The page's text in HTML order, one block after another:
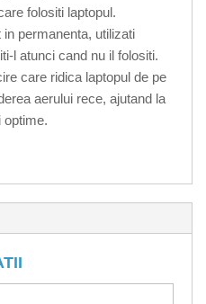
folositi laptopul.
in permanenta, utilizati
l atunci cand nu il folositi.
care ridica laptopul de pe
aerului rece, ajutand la
optime.